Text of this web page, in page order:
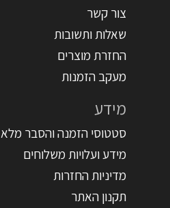
צור קשר
שאלות ותשובות
החזרת מוצרים
מעקב הזמנות
מידע
סטטוסי הזמנה והסבר מלא
מידע ועלויות משלוחים
מדיניות החזרות
תקנון האתר